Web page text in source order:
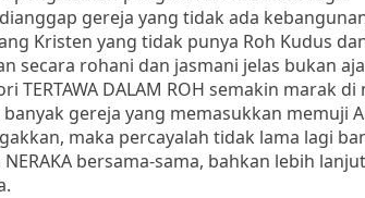
gereja yang tidak ada
Kristen yang tidak punya Roh Kudus
secara rohani dan jasmani jelas bukan
DALAM ROH semakin marak di
gereja yang memasukkan memuji
maka percayalah tidak lama lagi
bersama-sama, bahkan lebih